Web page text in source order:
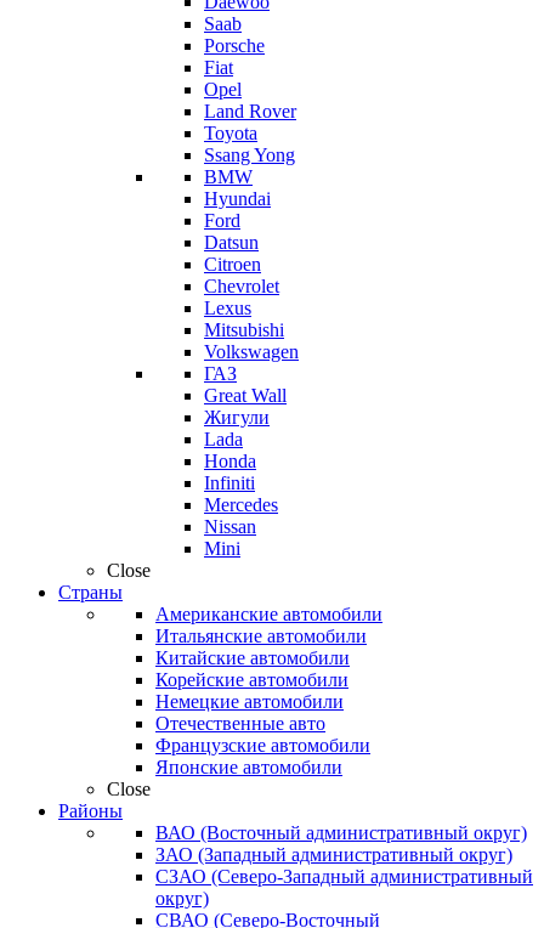
Saab
Porsche
Fiat
Opel
Land Rover
Toyota
Ssang Yong
BMW
Hyundai
Ford
Datsun
Citroen
Chevrolet
Lexus
Mitsubishi
Volkswagen
ГАЗ
Great Wall
Жигули
Lada
Honda
Infiniti
Mercedes
Nissan
Mini
Close
Страны
Американские автомобили
Итальянские автомобили
Китайские автомобили
Корейские автомобили
Немецкие автомобили
Отечественные авто
Французские автомобили
Японские автомобили
Close
Районы
ВАО (Восточный административный округ)
ЗАО (Западный административный округ)
СЗАО (Северо-Западный административный
округ)
СВАО (Северо-Восточный